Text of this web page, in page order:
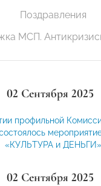
Поздравления
МСП.
02 Сентября 2025
профильной
«КУЛЬТУРА и ДЕНЬГИ»
02 Сентября 2025